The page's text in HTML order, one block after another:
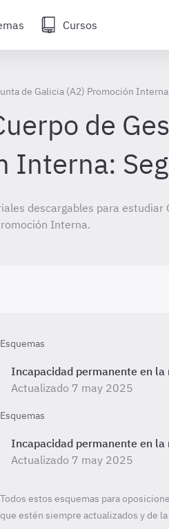
Cursos
de Galicia (A2) Promoción Interna
de
Interna:
descargables para estudiar
Interna.
Esquemas
Incapacidad permanente en
Actualizado 7 may 2025
Esquemas
Incapacidad permanente en
Actualizado 7 may 2025
Todos estos esquemas para
que estén siempre actualizados y de